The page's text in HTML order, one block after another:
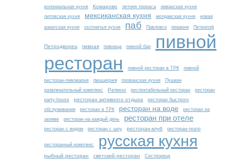
колониальная кухня
Комарово летняя терраса
ливанская кухня
литовская кухня
мексиканская кухня молдавская кухня новая
азиатская кухня охотничья кухня паб Павловск пекарня Петергоф
Петродворец пивная пивница пивной бар
пивной
ресторан
пивной ресторан в ТРК пивной
ресторан-пивоварня пиццерия прованская кухня
Пушкин
развлекательный комплекс
Репино респектабельный ресторан
ресторан
party-house
ресторан активного отдыха
ресторан быстрого
обслуживания
ресторан в ТРК ресторан на воде
ресторан на
заливе
ресторан на каждый день ресторан при отеле
ресторан с видом ресторан с шоу ресторан-клуб ресторан-театр
ресторанный комплекс русская кухня
рыбный ресторан светский ресторан Сестрорецк